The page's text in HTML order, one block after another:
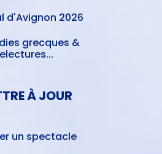
d'Avignon 2026
grecques &
À JOUR
un spectacle